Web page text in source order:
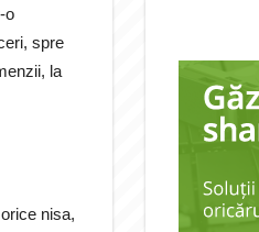
o
spre
la
nisa,